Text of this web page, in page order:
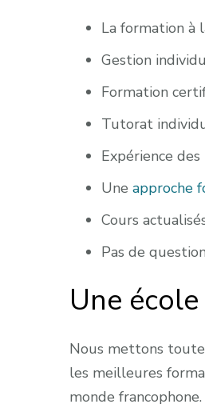
La formation à
Gestion
Formation
Tutorat
Expérience
Une approche
Cours
Pas de
Une
Nous mettons
les meilleures
monde